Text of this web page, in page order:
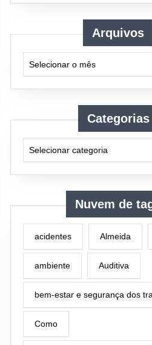
Arquivos
Categorias
Nuvem de
acidentes Almeida
ambiente Auditiva
bem-estar e segurança dos
Como